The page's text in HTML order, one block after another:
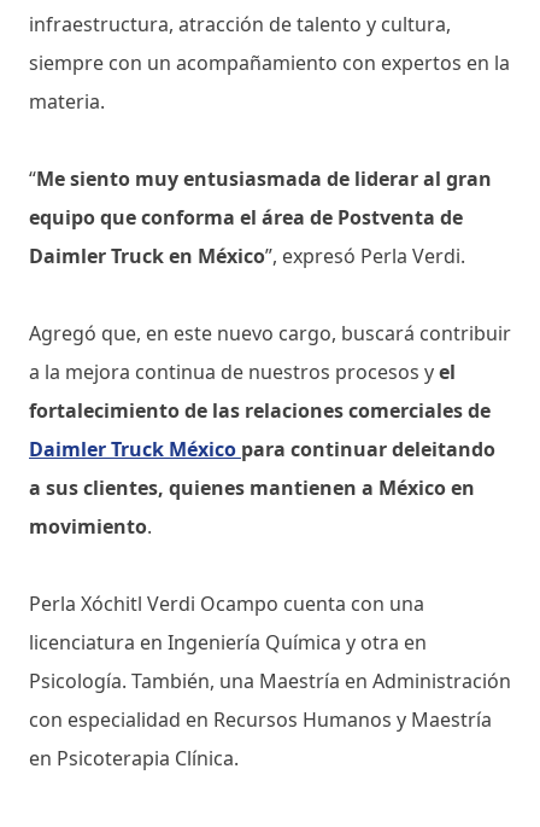
infraestructura, atracción de talento y cultura,
siempre con un acompañamiento con expertos en la
materia.
“Me siento muy entusiasmada de liderar al gran
equipo que conforma el área de Postventa de
Daimler Truck en México”, expresó Perla Verdi.
Agregó que, en este nuevo cargo, buscará contribuir
a la mejora continua de nuestros procesos yel
fortalecimiento de las relaciones comerciales de
Daimler Truck México para continuar deleitando
a sus clientes, quienes mantienen a México en
movimiento.
Perla Xóchitl Verdi Ocampo cuenta con una
licenciatura en Ingeniería Química y otra en
Psicología. También, una Maestría en Administración
con especialidad en Recursos Humanos y Maestría
en Psicoterapia Clínica.